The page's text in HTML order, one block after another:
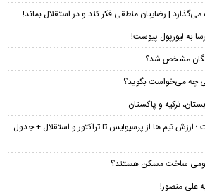
| رضاییان منطقی فکر کند و در استقلال بماند!
به لیورپول پیوست!
مشخص شد؟
چه می‌خواست بگوید؟
ترکیه و پاکستان
ارزش تیم ها از پرسپولیس تا تراکتور و استقلال + جدول
ساخت مسکن هستند؟
علی منصور!